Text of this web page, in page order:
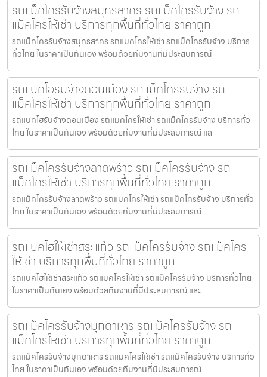
รถแม็คโครรับจ้างสมุทรสาคร รถแม็คโครรับจ้าง รถ
แม็คโครให้เช่า บริการทุกพื้นที่ทั่วไทย ราคาถูก
รถแม็คโครรับจ้างสมุทรสาคร รถแมคโครให้เช่า รถแม็คโครรับจ้าง บริการ
ทั่วไทย ในราคาเป็นกันเอง พร้อมด้วยทีมงานที่มีประสบการณ์
รถแบคโฮรับจ้างดอนเมือง รถแม็คโครรับจ้าง รถ
แม็คโครให้เช่า บริการทุกพื้นที่ทั่วไทย ราคาถูก
รถแบคโฮรับจ้างดอนเมือง รถแมคโครให้เช่า รถแม็คโครรับจ้าง บริการทั่ว
ไทย ในราคาเป็นกันเอง พร้อมด้วยทีมงานที่มีประสบการณ์ แล
รถแม็คโครรับจ้างลาดพร้าว รถแม็คโครรับจ้าง รถ
แม็คโครให้เช่า บริการทุกพื้นที่ทั่วไทย ราคาถูก
รถแม็คโครรับจ้างลาดพร้าว รถแมคโครให้เช่า รถแม็คโครรับจ้าง บริการทั่ว
ไทย ในราคาเป็นกันเอง พร้อมด้วยทีมงานที่มีประสบการณ์
รถแบคโฮให้เช่าสระแก้ว รถแม็คโครรับจ้าง รถแม็คโคร
ให้เช่า บริการทุกพื้นที่ทั่วไทย ราคาถูก
รถแบคโฮให้เช่าสระแก้ว รถแมคโครให้เช่า รถแม็คโครรับจ้าง บริการทั่วไทย
ในราคาเป็นกันเอง พร้อมด้วยทีมงานที่มีประสบการณ์ และ
รถแม็คโครรับจ้างมุกดาหาร รถแม็คโครรับจ้าง รถ
แม็คโครให้เช่า บริการทุกพื้นที่ทั่วไทย ราคาถูก
รถแม็คโครรับจ้างมุกดาหาร รถแมคโครให้เช่า รถแม็คโครรับจ้าง บริการทั่ว
ไทย ในราคาเป็นกันเอง พร้อมด้วยทีมงานที่มีประสบการณ์